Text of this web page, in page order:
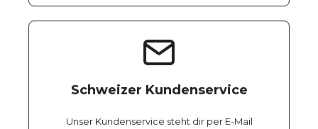
Schweizer Kundenservice
Unser Kundenservice steht dir per E-Mail